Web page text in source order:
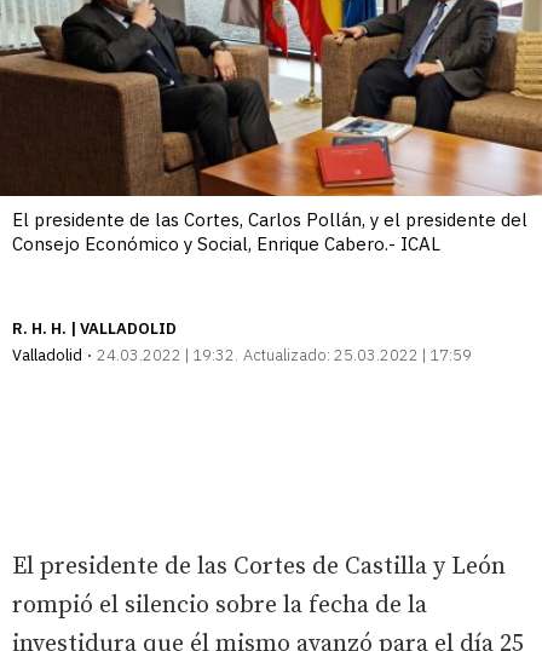
El presidente de las Cortes, Carlos Pollán, y el presidente del
Consejo Económico y Social, Enrique Cabero.- ICAL
R. H. H. | VALLADOLID
Valladolid
24.03.2022 | 19:32 Actualizado: 25.03.2022 | 17:59
El presidente de las Cortes de Castilla y León
rompió el silencio sobre la fecha de la
investidura que él mismo avanzó para el día 25